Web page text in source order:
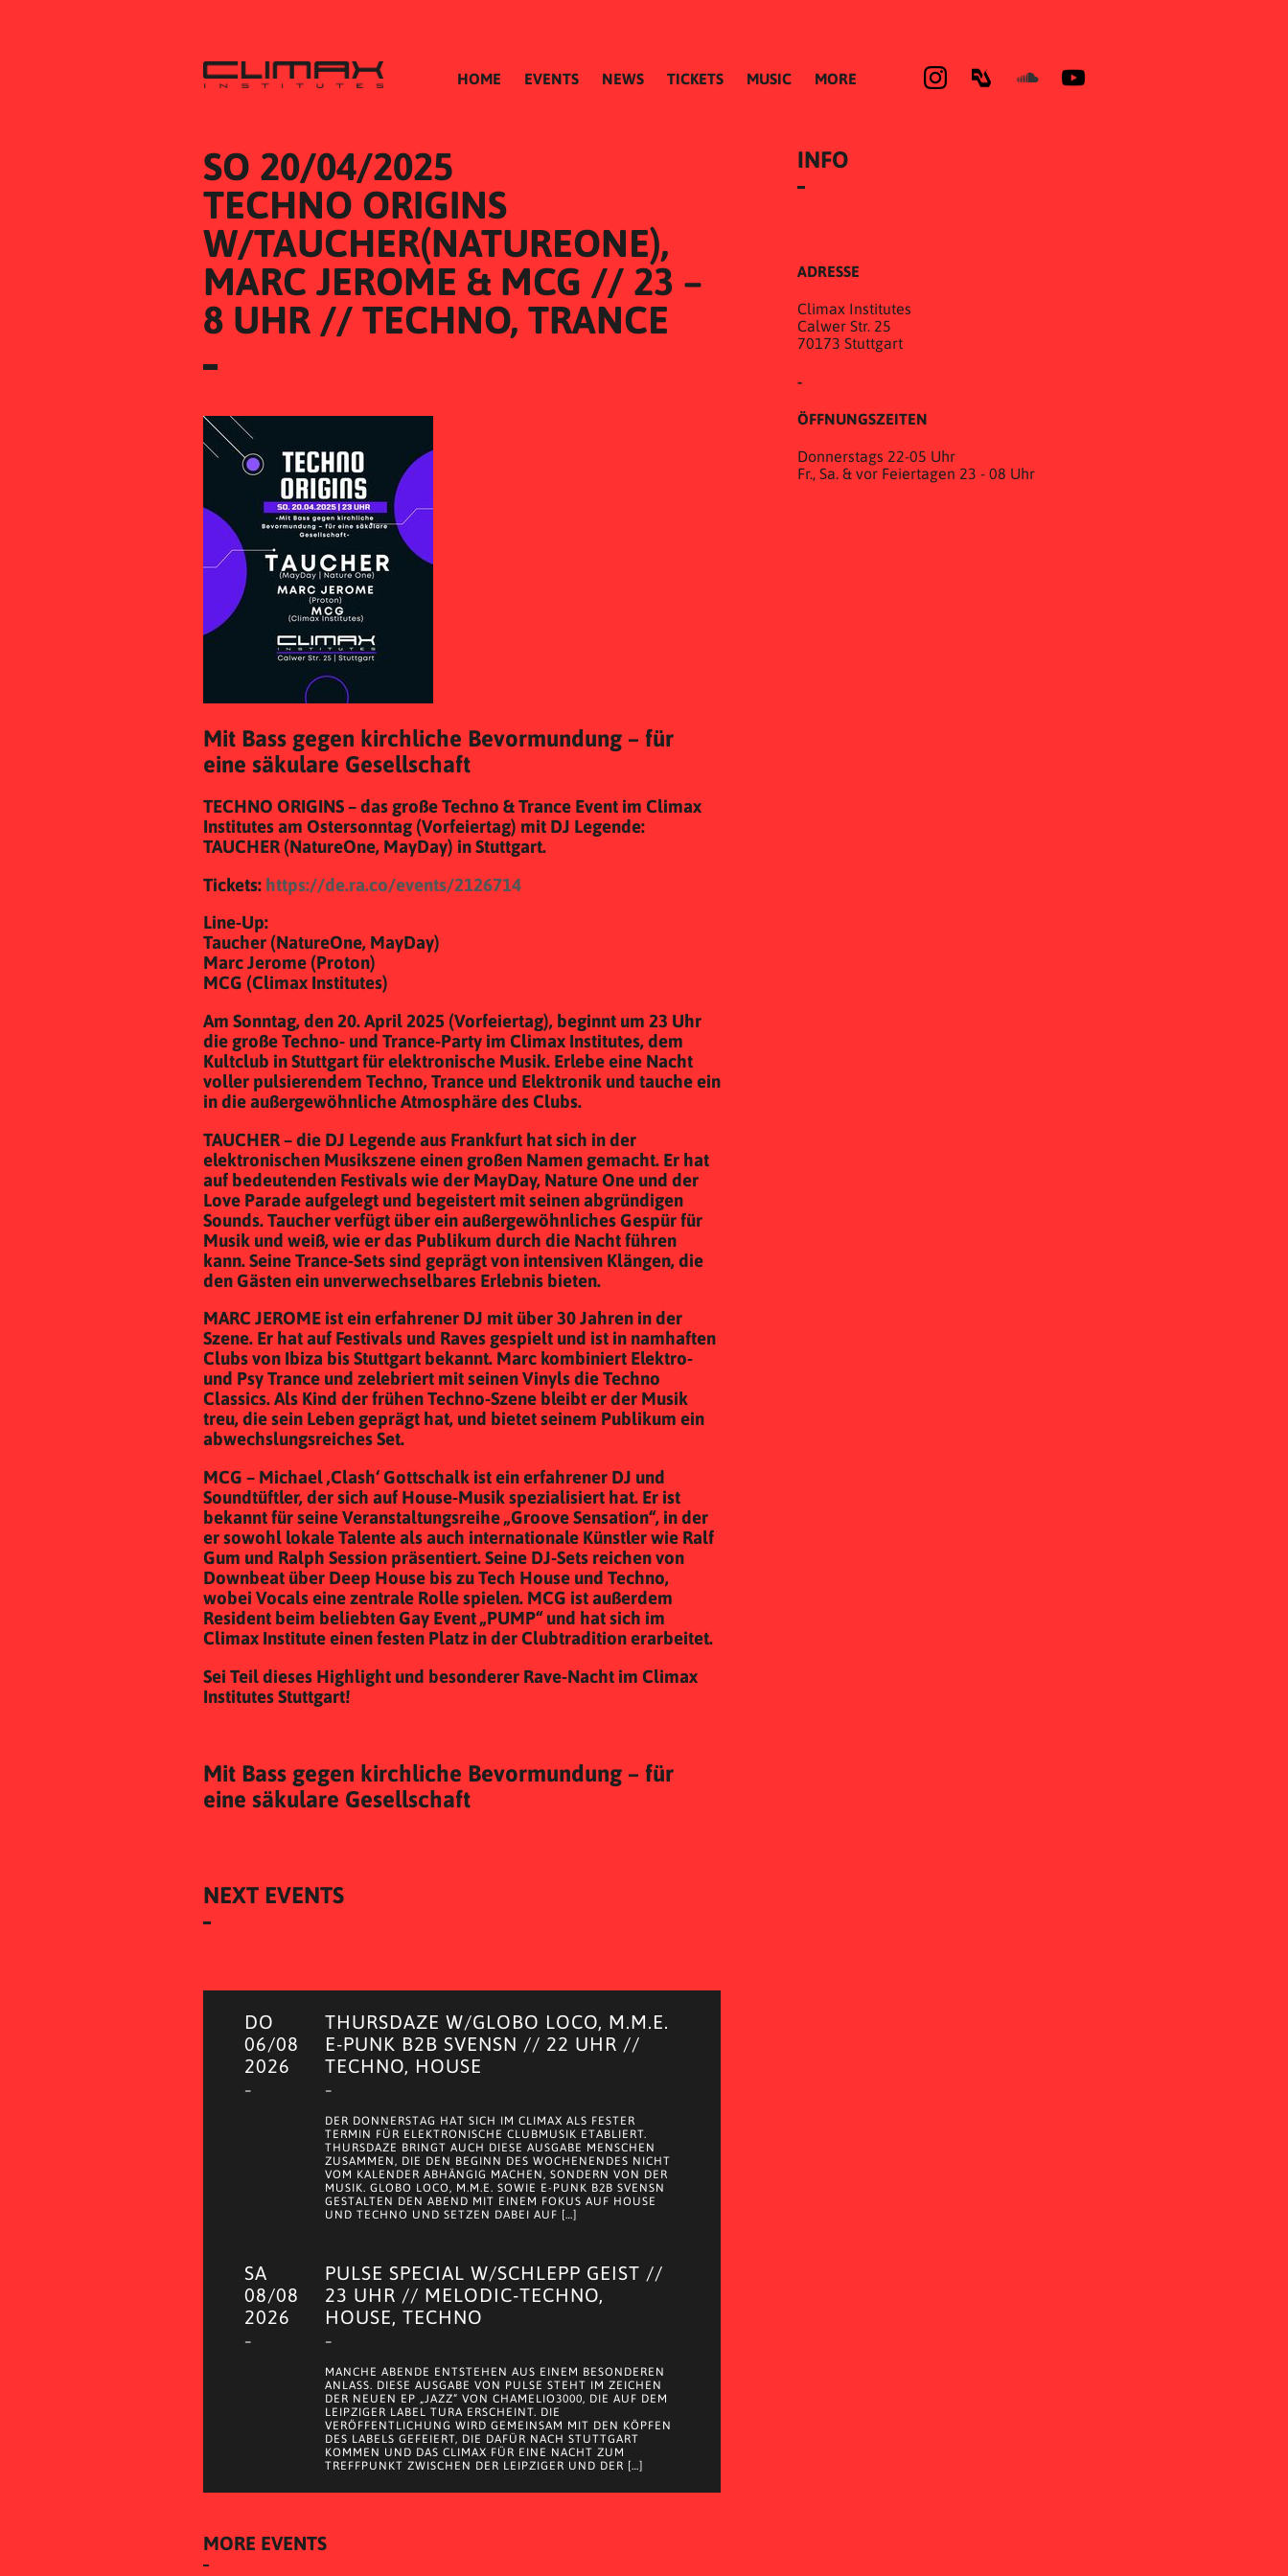
HOME EVENTS NEWS TICKETS MUSIC MORE
SO 20/04/2025
TECHNO ORIGINS
W/TAUCHER(NATUREONE),
MARC JEROME & MCG // 23 –
8 UHR // TECHNO, TRANCE
⁠Mit Bass gegen kirchliche Bevormundung – für
eine säkulare Gesellschaft
TECHNO ORIGINS – das große Techno & Trance Event im Climax
Institutes am Ostersonntag (Vorfeiertag) mit DJ Legende:
TAUCHER (NatureOne, MayDay) in Stuttgart.
Tickets: https://de.ra.co/events/2126714
Line-Up:
Taucher (NatureOne, MayDay)
Marc Jerome (Proton)
MCG (Climax Institutes)
Am Sonntag, den 20. April 2025 (Vorfeiertag), beginnt um 23 Uhr
die große Techno- und Trance-Party im Climax Institutes, dem
Kultclub in Stuttgart für elektronische Musik. Erlebe eine Nacht
voller pulsierendem Techno, Trance und Elektronik und tauche ein
in die außergewöhnliche Atmosphäre des Clubs.
TAUCHER – die DJ Legende aus Frankfurt hat sich in der
elektronischen Musikszene einen großen Namen gemacht. Er hat
auf bedeutenden Festivals wie der MayDay, Nature One und der
Love Parade aufgelegt und begeistert mit seinen abgründigen
Sounds. Taucher verfügt über ein außergewöhnliches Gespür für
Musik und weiß, wie er das Publikum durch die Nacht führen
kann. Seine Trance-Sets sind geprägt von intensiven Klängen, die
den Gästen ein unverwechselbares Erlebnis bieten.
MARC JEROME ist ein erfahrener DJ mit über 30 Jahren in der
Szene. Er hat auf Festivals und Raves gespielt und ist in namhaften
Clubs von Ibiza bis Stuttgart bekannt. Marc kombiniert Elektro-
und Psy Trance und zelebriert mit seinen Vinyls die Techno
Classics. Als Kind der frühen Techno-Szene bleibt er der Musik
treu, die sein Leben geprägt hat, und bietet seinem Publikum ein
abwechslungsreiches Set.
MCG – Michael ‚Clash‘ Gottschalk ist ein erfahrener DJ und
Soundtüftler, der sich auf House-Musik spezialisiert hat. Er ist
bekannt für seine Veranstaltungsreihe „Groove Sensation“, in der
er sowohl lokale Talente als auch internationale Künstler wie Ralf
Gum und Ralph Session präsentiert. Seine DJ-Sets reichen von
Downbeat über Deep House bis zu Tech House und Techno,
wobei Vocals eine zentrale Rolle spielen. MCG ist außerdem
Resident beim beliebten Gay Event „PUMP“ und hat sich im
Climax Institute einen festen Platz in der Clubtradition erarbeitet.
Sei Teil dieses Highlight und besonderer Rave-Nacht im Climax
Institutes Stuttgart!
⁠Mit Bass gegen kirchliche Bevormundung – für
eine säkulare Gesellschaft
NEXT EVENTS
DO
06/08
2026
–
THURSDAZE W/GLOBO LOCO, M.M.E.
E-PUNK B2B SVENSN // 22 UHR //
TECHNO, HOUSE
–
DER DONNERSTAG HAT SICH IM CLIMAX ALS FESTER
TERMIN FÜR ELEKTRONISCHE CLUBMUSIK ETABLIERT.
THURSDAZE BRINGT AUCH DIESE AUSGABE MENSCHEN
ZUSAMMEN, DIE DEN BEGINN DES WOCHENENDES NICHT
VOM KALENDER ABHÄNGIG MACHEN, SONDERN VON DER
MUSIK. GLOBO LOCO, M.M.E. SOWIE E-PUNK B2B SVENSN
GESTALTEN DEN ABEND MIT EINEM FOKUS AUF HOUSE
UND TECHNO UND SETZEN DABEI AUF […]
SA
08/08
2026
–
PULSE SPECIAL W/SCHLEPP GEIST //
23 UHR // MELODIC-TECHNO,
HOUSE, TECHNO
–
MANCHE ABENDE ENTSTEHEN AUS EINEM BESONDEREN
ANLASS. DIESE AUSGABE VON PULSE STEHT IM ZEICHEN
DER NEUEN EP „JAZZ“ VON CHAMELIO3000, DIE AUF DEM
LEIPZIGER LABEL TURA ERSCHEINT. DIE
VERÖFFENTLICHUNG WIRD GEMEINSAM MIT DEN KÖPFEN
DES LABELS GEFEIERT, DIE DAFÜR NACH STUTTGART
KOMMEN UND DAS CLIMAX FÜR EINE NACHT ZUM
TREFFPUNKT ZWISCHEN DER LEIPZIGER UND DER […]
MORE EVENTS
INFO
ADRESSE
Climax Institutes
Calwer Str. 25
70173 Stuttgart
-
ÖFFNUNGSZEITEN
Donnerstags 22-05 Uhr
Fr., Sa. & vor Feiertagen 23 - 08 Uhr